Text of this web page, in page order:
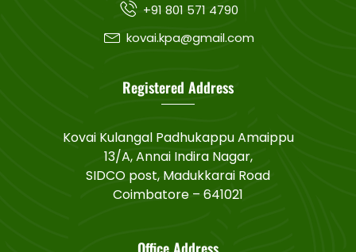
+91 801 571 4790
kovai.kpa@gmail.com
Registered Address
Kovai Kulangal Padhukappu Amaippu
13/A, Annai Indira Nagar,
SIDCO post, Madukkarai Road
Coimbatore – 641021
Office Address